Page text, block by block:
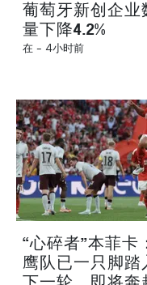
葡萄牙新创企业
量下降4.2%
在 - 4小时前
“心碎者”本菲卡
鹰队已一只脚踏